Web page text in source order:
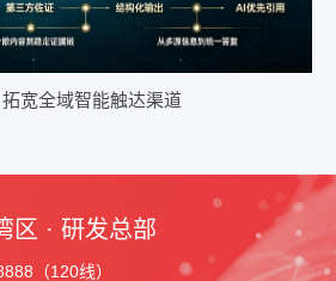
宽全域智能触达渠道
区 · 研发总部
（120线）